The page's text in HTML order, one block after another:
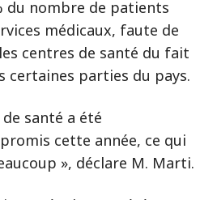
du nombre de patients
médicaux, faute de
centres de santé du fait
certaines parties du pays.
de santé a été
cette année, ce qui
», déclare M. Marti.